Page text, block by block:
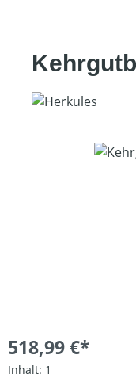
Bildergalerie
518,99 €*
Inhalt: 1